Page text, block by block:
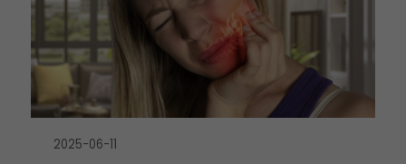
2025-06-11